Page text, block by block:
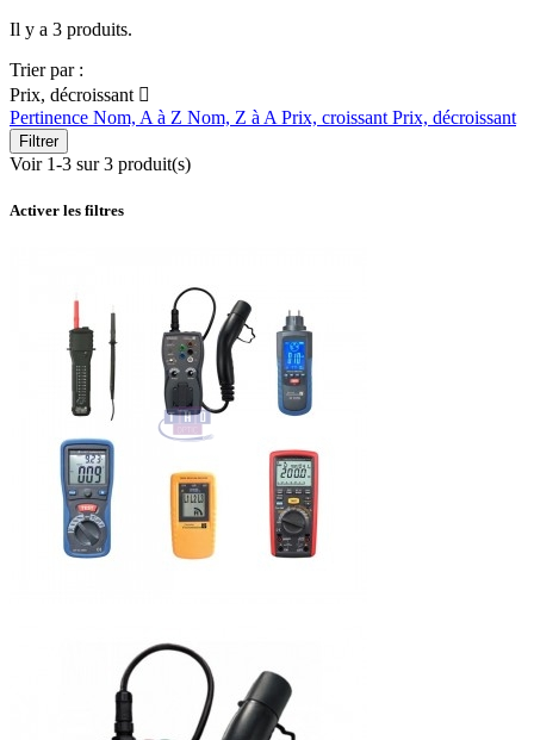
Il y a 3 produits.
Trier par :
Prix, décroissant 
Pertinence Nom, A à Z Nom, Z à A Prix, croissant Prix, décroissant
Filtrer
Voir 1-3 sur 3 produit(s)
Activer les filtres